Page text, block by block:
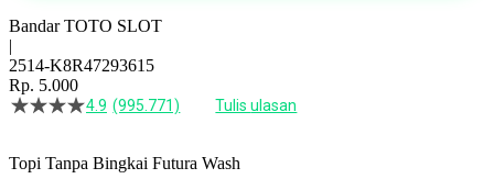
Bandar TOTO SLOT
|
2514-K8R47293615
Rp. 5.000
4.5
bintang,
4.9 (995.771) Tulis ulasan
Topi Tanpa Bingkai Futura Wash